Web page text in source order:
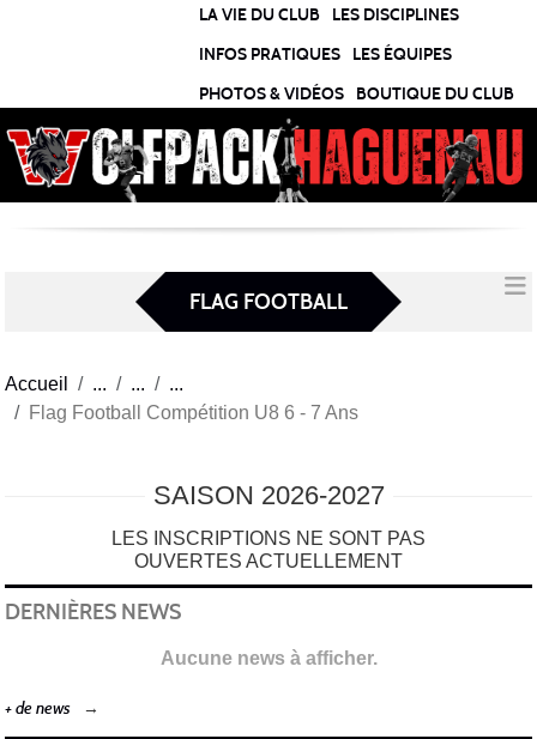
LA VIE DU CLUB
LES DISCIPLINES
INFOS PRATIQUES
LES ÉQUIPES
PHOTOS & VIDÉOS
BOUTIQUE DU CLUB
FLAG FOOTBALL
Accueil
Flag Football Compétition U8 6 - 7 Ans
SAISON 2026-2027
LES INSCRIPTIONS NE SONT PAS
OUVERTES ACTUELLEMENT
DERNIÈRES NEWS
Aucune news à afficher.
+ de news
Panneau de gestion des cookies